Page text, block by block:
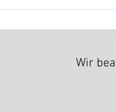
wir finden die ideale
Wir